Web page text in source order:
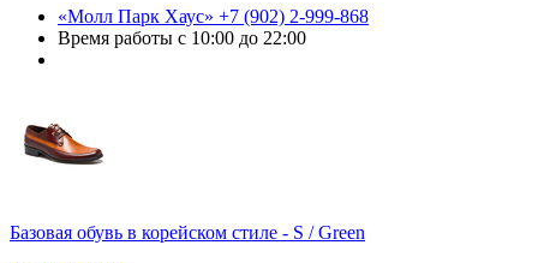
«Молл Парк Хаус» +7 (902) 2-999-868
Время работы с 10:00 до 22:00
Базовая обувь в корейском стиле - S / Green